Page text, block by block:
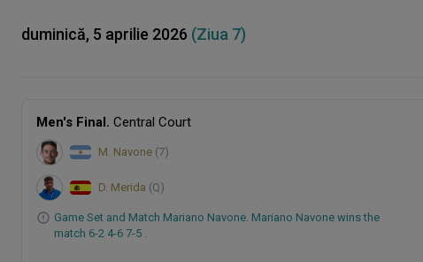
duminică, 5 aprilie 2026 (Ziua 7)
Men's Final. Central Court
M. Navone (7)
D. Merida (Q)
Game Set and Match Mariano Navone. Mariano Navone wins the
match 6-2 4-6 7-5 .